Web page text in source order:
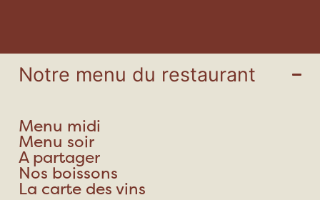
Notre menu du restaurant
Menu midi
Menu soir
A partager
Nos boissons
La carte des vins